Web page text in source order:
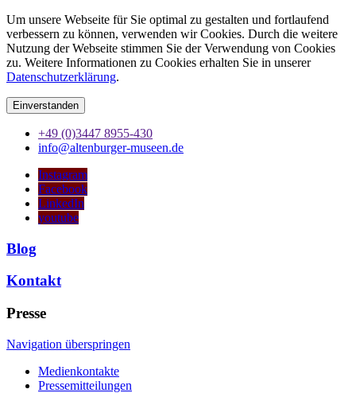
Um unsere Webseite für Sie optimal zu gestalten und fortlaufend
verbessern zu können, verwenden wir Cookies. Durch die weitere
Nutzung der Webseite stimmen Sie der Verwendung von Cookies
zu. Weitere Informationen zu Cookies erhalten Sie in unserer
Datenschutzerklärung.
Einverstanden
+49 (0)3447 8955-430
info@altenburger-museen.de
Instagram
Facebook
LinkedIn
youtube
Blog
Kontakt
Presse
Navigation überspringen
Medienkontakte
Pressemitteilungen